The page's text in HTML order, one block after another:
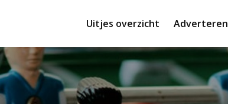
Uitjes overzicht Adverteren